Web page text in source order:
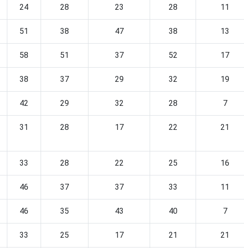
24 28 23 28 11
51 38 47 38 13
58 51 37 52 17
38 37 29 32 19
42 29 32 28 7
31 28 17 22 21
33 28 22 25 16
46 37 37 33 11
46 35 43 40 7
33 25 17 21 21